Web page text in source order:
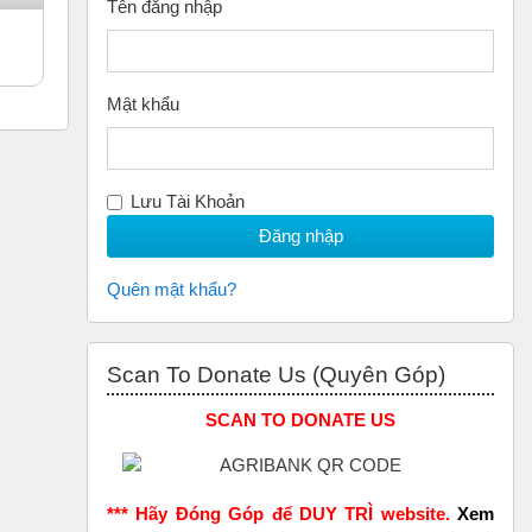
Tên đăng nhập
Mật khẩu
Lưu Tài Khoản
Quên mật khẩu?
Scan To Donate Us (Quyên Góp)
SCAN TO DONATE US
*** Hãy Đóng Góp để DUY TRÌ website. Xem